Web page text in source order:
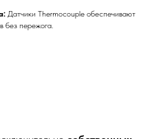
Датчики Thermocouple обеспечивают
без пережога.